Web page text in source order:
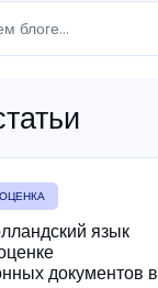
язык
документов в